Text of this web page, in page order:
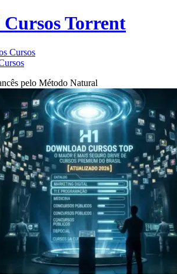
Torrent
Cursos
pelo Método Natural